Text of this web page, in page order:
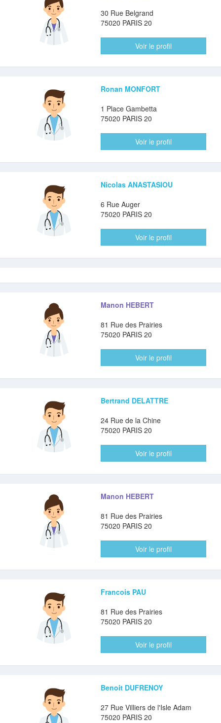
30 Rue Belgrand
75020 PARIS 20
Voir le profil
Ronan MONFORT
1 Place Gambetta
75020 PARIS 20
Voir le profil
Nicolas ANASTASIOU
6 Rue Auger
75020 PARIS 20
Voir le profil
Manon HEBERT
81 Rue des Prairies
75020 PARIS 20
Voir le profil
Bertrand DELATTRE
24 Rue de la Chine
75020 PARIS 20
Voir le profil
Manon HEBERT
81 Rue des Prairies
75020 PARIS 20
Voir le profil
Francois PAU
81 Rue des Prairies
75020 PARIS 20
Voir le profil
Benoit DUFRENOY
27 Rue Villiers de l'Isle Adam
75020 PARIS 20